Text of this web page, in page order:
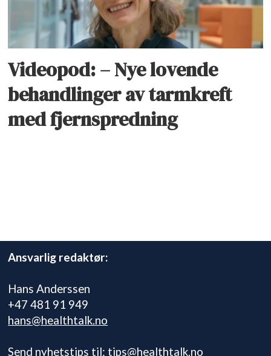
Videopod: – Nye lovende
behandlinger av tarmkreft
med fjernspredning
Ansvarlig redaktør:
Hans Anderssen
+47 481 91 949
hans@healthtalk.no
Send nyhetstips til: tips@healthtalk.no